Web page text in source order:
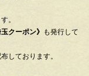
。
クーポン》 も発行して
しております。